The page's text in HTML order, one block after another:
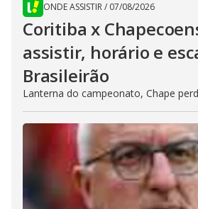
ONDE ASSISTIR/ 07/08/2026
Coritiba x
assistir, horário e
Brasileirão
Lanterna do campeonato, Chape